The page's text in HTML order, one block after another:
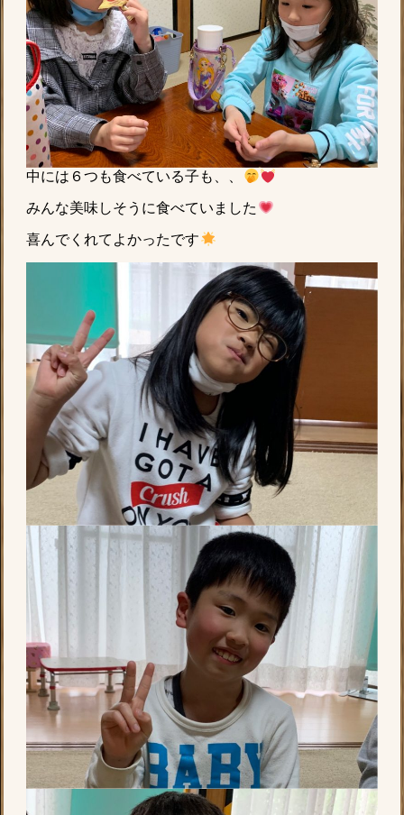
中には６つも食べている子も、、
みんな美味しそうに食べていました
喜んでくれてよかったです